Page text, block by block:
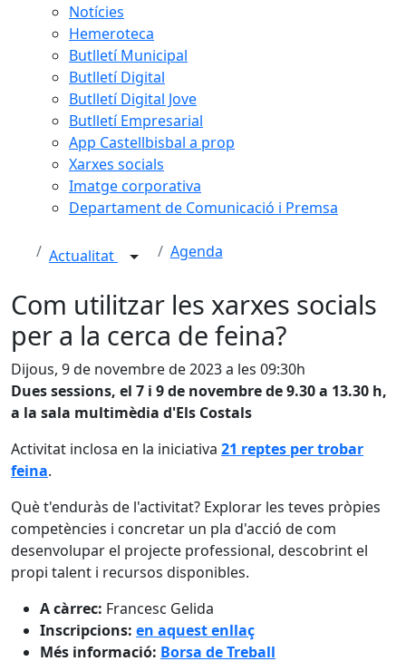
Notícies
Hemeroteca
Butlletí Municipal
Butlletí Digital
Butlletí Digital Jove
Butlletí Empresarial
App Castellbisbal a prop
Xarxes socials
Imatge corporativa
Departament de Comunicació i Premsa
Actualitat Agenda
Com utilitzar les xarxes socials
per a la cerca de feina?
Dijous, 9 de novembre de 2023 a les 09:30h
Dues sessions, el 7 i 9 de novembre de 9.30 a 13.30 h,
a la sala multimèdia d'Els Costals
Activitat inclosa en la iniciativa 21 reptes per trobar
feina.
Què t'enduràs de l'activitat? Explorar les teves pròpies
competències i concretar un pla d'acció de com
desenvolupar el projecte professional, descobrint el
propi talent i recursos disponibles.
A càrrec: Francesc Gelida
Inscripcions: en aquest enllaç
Més informació: Borsa de Treball